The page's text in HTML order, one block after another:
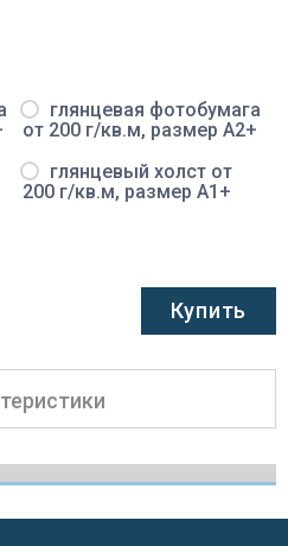
глянцевая фотобумага
от 200 г/кв.м, размер A2+
глянцевый холст от
200 г/кв.м, размер A1+
Купить